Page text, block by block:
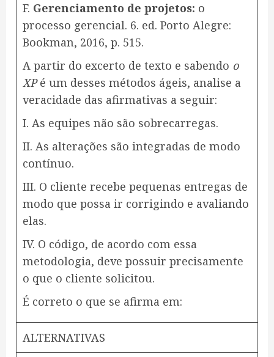
F. Gerenciamento de projetos: o
processo gerencial. 6. ed. Porto Alegre:
Bookman, 2016, p. 515.
A partir do excerto de texto e sabendo o
XPé um desses métodos ágeis, analise a
veracidade das afirmativas a seguir:
I. As equipes não são sobrecarregas.
II. As alterações são integradas de modo
contínuo.
III. O cliente recebe pequenas entregas de
modo que possa ir corrigindo e avaliando
elas.
IV. O código, de acordo com essa
metodologia, deve possuir precisamente
o que o cliente solicitou.
É correto o que se afirma em:
ALTERNATIVAS